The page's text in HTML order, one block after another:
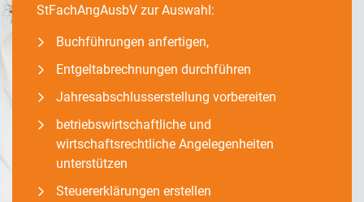
StFachAngAusbV zur Auswahl:
Buchführungen anfertigen,
Entgeltabrechnungen durchführen
Jahresabschlusserstellung vorbereiten
betriebswirtschaftliche und
wirtschaftsrechtliche Angelegenheiten
unterstützen
Steuererklärungen erstellen